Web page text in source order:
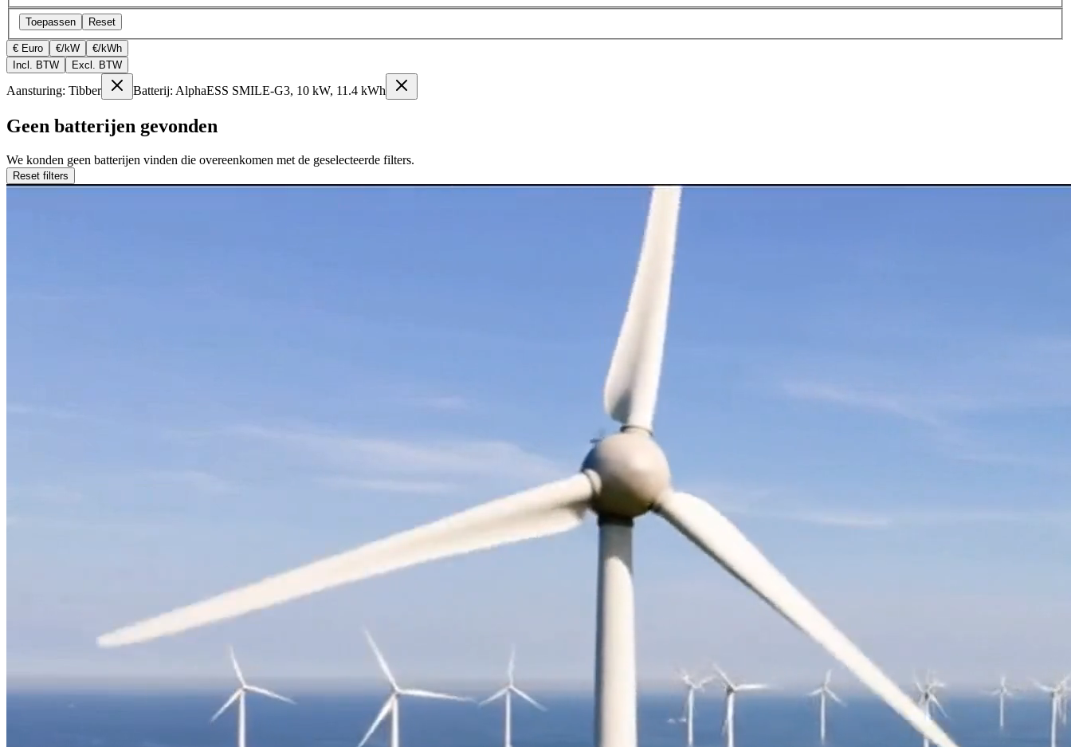
Toepassen Reset
€ Euro €/kW
€/kWh
Incl. BTW
Excl. BTW
Aansturing: Tibber Batterij: AlphaESS SMILE-G3, 10 kW, 11.4 kWh
Geen batterijen gevonden
We konden geen batterijen vinden die overeenkomen met de geselecteerde filters.
Reset filters